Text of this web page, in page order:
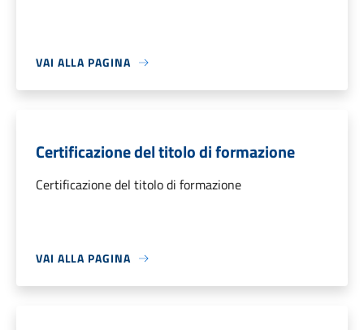
VAI ALLA PAGINA
Certificazione del titolo di formazione
Certificazione del titolo di formazione
VAI ALLA PAGINA